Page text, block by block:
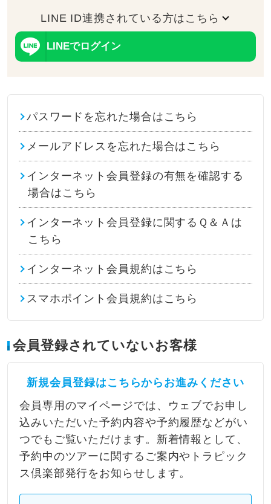
LINE ID連携されている方はこちら
LINEでログイン
パスワードを忘れた場合はこちら
メールアドレスを忘れた場合はこちら
インターネット会員登録の有無を確認する
場合はこちら
インターネット会員登録に関するＱ＆Ａは
こちら
インターネット会員規約はこちら
スマホポイント会員規約はこちら
会員登録されていないお客様
新規会員登録はこちらからお進みください
会員専用のマイページでは、ウェブでお申し
込みいただいた予約内容や予約履歴などがい
つでもご覧いただけます。新着情報として、
予約中のツアーに関するご案内やトラピック
ス倶楽部発行をお知らせします。